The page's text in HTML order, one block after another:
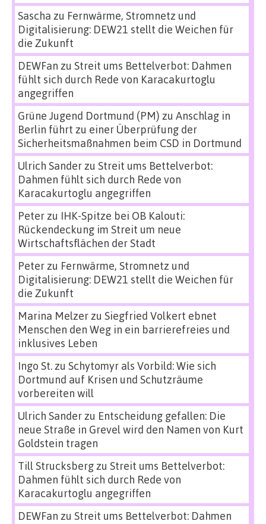
Sascha zu Fernwärme, Stromnetz und
Digitalisierung: DEW21 stellt die Weichen für
die Zukunft
DEWFan zu Streit ums Bettelverbot: Dahmen
fühlt sich durch Rede von Karacakurtoglu
angegriffen
Grüne Jugend Dortmund (PM) zu Anschlag in
Berlin führt zu einer Überprüfung der
Sicherheitsmaßnahmen beim CSD in Dortmund
Ulrich Sanderzu Streit ums Bettelverbot:
Dahmen fühlt sich durch Rede von
Karacakurtoglu angegriffen
Peterzu IHK-Spitze bei OB Kalouti:
Rückendeckung im Streit um neue
Wirtschaftsflächen der Stadt
Peterzu Fernwärme, Stromnetz und
Digitalisierung: DEW21 stellt die Weichen für
die Zukunft
Marina Melzerzu Siegfried Volkert ebnet
Menschen den Weg in ein barrierefreies und
inklusives Leben
Ingo St.zu Schytomyr als Vorbild: Wie sich
Dortmund auf Krisen und Schutzräume
vorbereiten will
Ulrich Sanderzu Entscheidung gefallen: Die
neue Straße in Grevel wird den Namen von Kurt
Goldstein tragen
Till Strucksbergzu Streit ums Bettelverbot:
Dahmen fühlt sich durch Rede von
Karacakurtoglu angegriffen
DEWFan zu Streit ums Bettelverbot: Dahmen